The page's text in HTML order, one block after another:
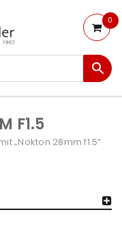
0
F1.5
„Nokton 28mm f1.5“